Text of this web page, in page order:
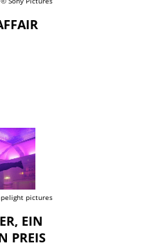
pictures
EIN
PREIS